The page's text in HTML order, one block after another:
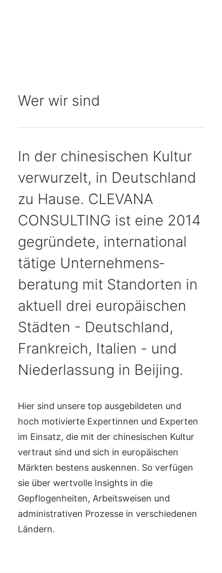
Wer wir sind
In der chinesischen Kultur
verwurzelt, in Deutschland
zu Hause. CLEVANA
CONSULTING ist eine 2014
gegründete, international
tätige Unternehmens­
beratung mit Standorten in
aktuell drei europäischen
Städten - Deutschland,
Frankreich, Italien - und
Niederlassung in Beijing.
Hier sind unsere top ausgebildeten und
hoch motivierte Expertinnen und Experten
im Einsatz, die mit der chinesischen Kultur
vertraut sind und sich in europäischen
Märkten bestens auskennen. So verfügen
sie über wertvolle Insights in die
Gepflogenheiten, Arbeitsweisen und
administrativen Prozesse in verschiedenen
Ländern.